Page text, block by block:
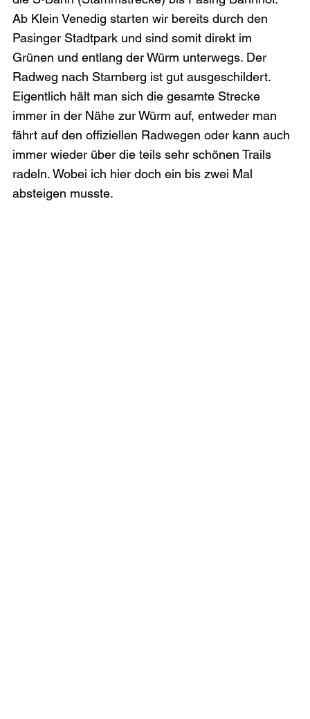
Ab Klein Venedig starten wir bereits durch den
Pasinger Stadtpark und sind somit direkt im
Grünen und entlang der Würm unterwegs. Der
Radweg nach Starnberg ist gut ausgeschildert.
Eigentlich hält man sich die gesamte Strecke
immer in der Nähe zur Würm auf, entweder man
fährt auf den offiziellen Radwegen oder kann auch
immer wieder über die teils sehr schönen Trails
radeln. Wobei ich hier doch ein bis zwei Mal
absteigen musste.